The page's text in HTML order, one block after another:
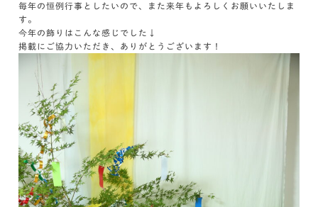
毎年の恒例行事としたいので、また来年もよろしくお願いいたしま
す。
今年の飾りはこんな感じでした↓
掲載にご協力いただき、ありがとうございます！